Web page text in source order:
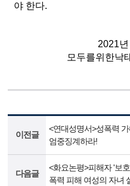
야 한다.
2021
모두를위한낙
이전글
<연대성명서>성폭력
엄중징계하라!
다음글
<화요논평>피해자 '보
폭력 피해 여성의 자녀